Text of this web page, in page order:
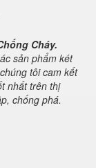
Cháy.
sản phẩm két
tôi cam kết
nhất trên thị
chống phá.